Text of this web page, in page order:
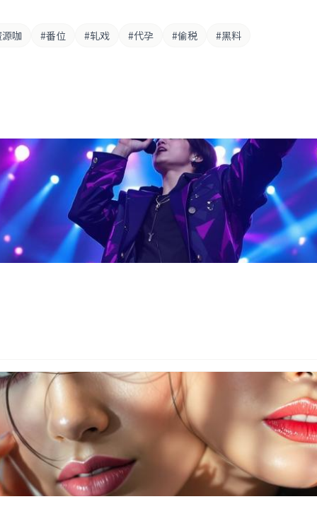
咖 #番位 #轧戏 #代孕 #偷税 #黑料